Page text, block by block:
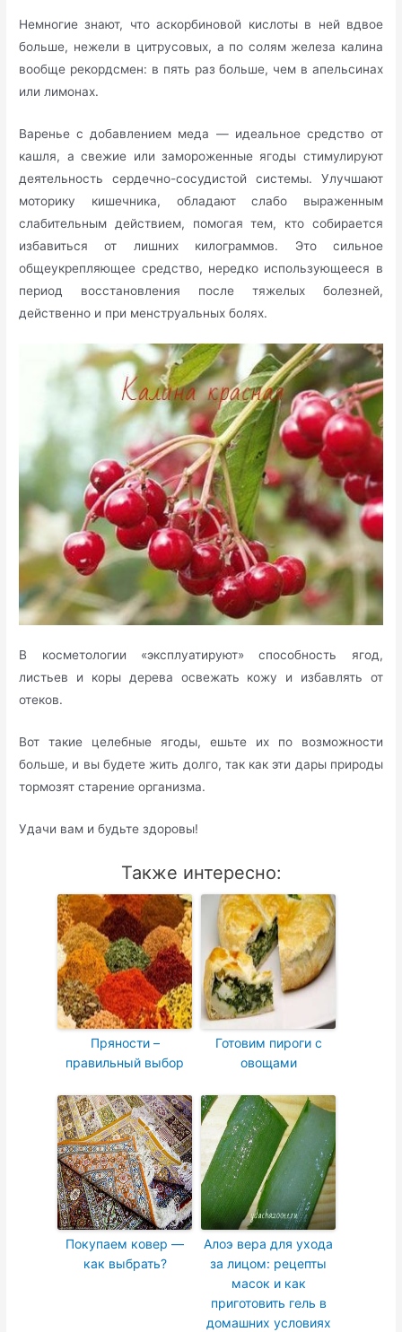
Немногие знают, что аскорбиновой кислоты в ней вдвое
больше, нежели в цитрусовых, а по солям железа калина
вообще рекордсмен: в пять раз больше, чем в апельсинах
или лимонах.
Варенье с добавлением меда — идеальное средство от
кашля, а свежие или замороженные ягоды стимулируют
деятельность сердечно-сосудистой системы. Улучшают
моторику кишечника, обладают слабо выраженным
слабительным действием, помогая тем, кто собирается
избавиться от лишних килограммов. Это сильное
общеукрепляющее средство, нередко использующееся в
период восстановления после тяжелых болезней,
действенно и при менструальных болях.
В косметологии «эксплуатируют» способность ягод,
листьев и коры дерева освежать кожу и избавлять от
отеков.
Вот такие целебные ягоды, ешьте их по возможности
больше, и вы будете жить долго, так как эти дары природы
тормозят старение организма.
Удачи вам и будьте здоровы!
Также интересно:
Пряности –
правильный выбор
Готовим пироги с
овощами
Покупаем ковер —
как выбрать?
Алоэ вера для ухода
за лицом: рецепты
масок и как
приготовить гель в
домашних условиях